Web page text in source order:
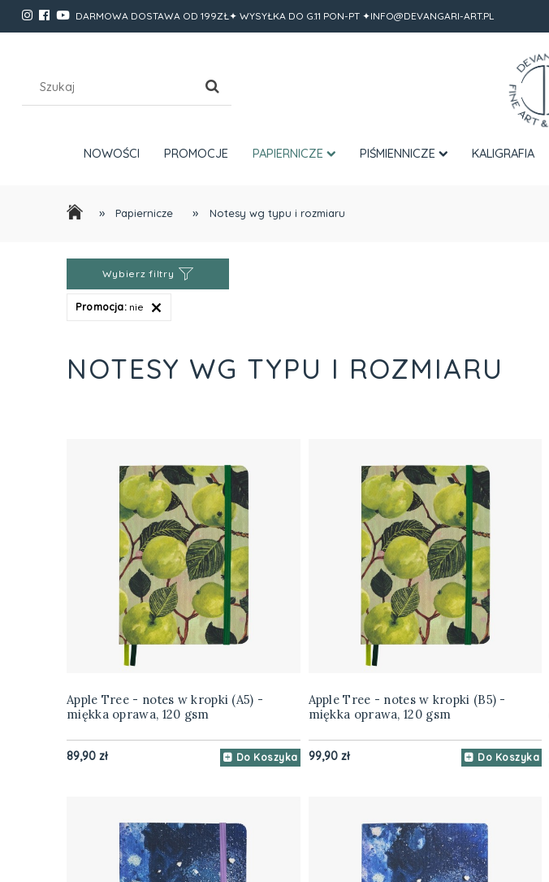
DARMOWA DOSTAWA OD 199ZŁ✦ WYSYŁKA DO G.11 PON-PT ✦INFO@DEVANGARI-ART.PL
NOWOŚCI PROMOCJE PAPIERNICZE PIŚMIENNICZE KALIGRAFIA
» Papiernicze » Notesy wg typu i rozmiaru
Wybierz filtry
Promocja: nie
NOTESY WG TYPU I ROZMIARU
Apple Tree - notes w kropki (A5) -
miękka oprawa, 120 gsm
89,90 zł Do Koszyka
Apple Tree - notes w kropki (B5) -
miękka oprawa, 120 gsm
99,90 zł Do Koszyka